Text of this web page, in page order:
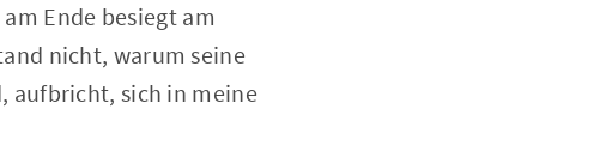
Ende besiegt am
nicht, warum seine
aufbricht, sich in meine